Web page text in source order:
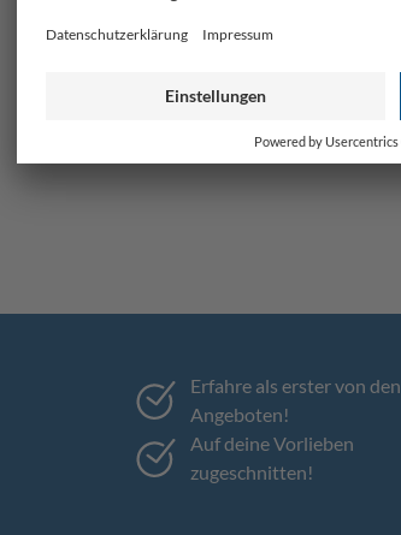
Erfahre als erster von den
Angeboten!
Auf deine Vorlieben
zugeschnitten!